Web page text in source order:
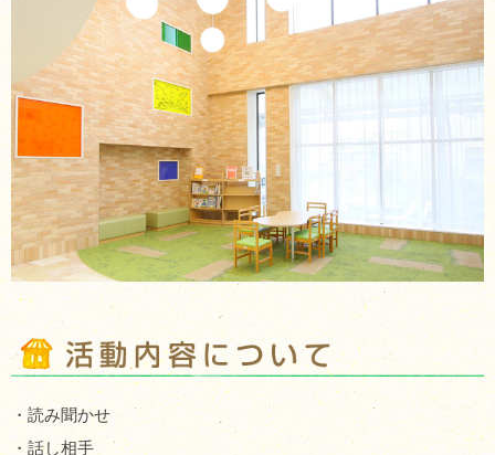
・読み聞かせ
・話し相手